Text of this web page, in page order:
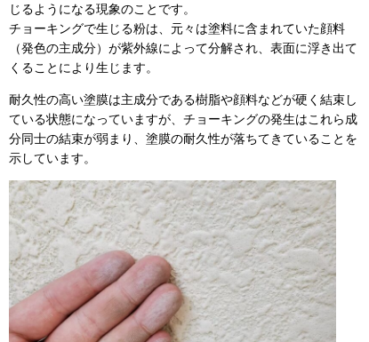
じるようになる現象のことです。
チョーキングで生じる粉は、元々は塗料に含まれていた顔料
（発色の主成分）が紫外線によって分解され、表面に浮き出て
くることにより生じます。
耐久性の高い塗膜は主成分である樹脂や顔料などが硬く結束し
ている状態になっていますが、チョーキングの発生はこれら成
分同士の結束が弱まり、塗膜の耐久性が落ちてきていることを
示しています。